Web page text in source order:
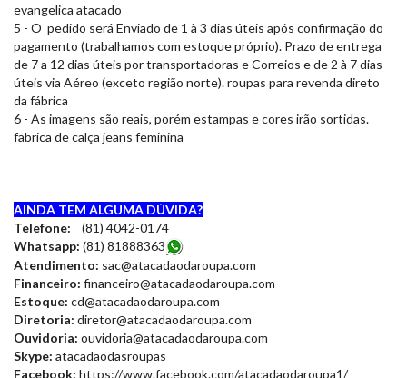
evangelica atacado
5 - O pedido será Enviado de 1 à 3 dias úteis após confirmação do
pagamento (trabalhamos com estoque próprio). Prazo de entrega
de 7 a 12 dias úteis por transportadoras e Correios e de 2 à 7 dias
úteis via Aéreo (exceto região norte). roupas para revenda direto
da fábrica
6 - As imagens são reais, porém estampas e cores irão sortidas.
fabrica de calça jeans feminina
AINDA TEM ALGUMA DÚVIDA?
Telefone: (81) 4042-0174
Whatsapp: (81) 81888363
Atendimento: sac@atacadaodaroupa.com
Financeiro: financeiro@atacadaodaroupa.com
Estoque: cd@atacadaodaroupa.com
Diretoria: diretor@atacadaodaroupa.com
Ouvidoria: ouvidoria@atacadaodaroupa.com
Skype: atacadaodasroupas
Facebook: https://www.facebook.com/atacadaodaroupa1/